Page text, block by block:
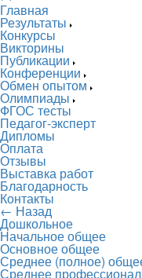
Главная
Результаты
Конкурсы
Викторины
Публикации
Конференции
Обмен опытом
Олимпиады
ФГОС тесты
Педагог-эксперт
Дипломы
Оплата
Отзывы
Выставка работ
Благодарность
Контакты
← Назад
Дошкольное
Начальное общее
Основное общее
Среднее (полное)
Среднее